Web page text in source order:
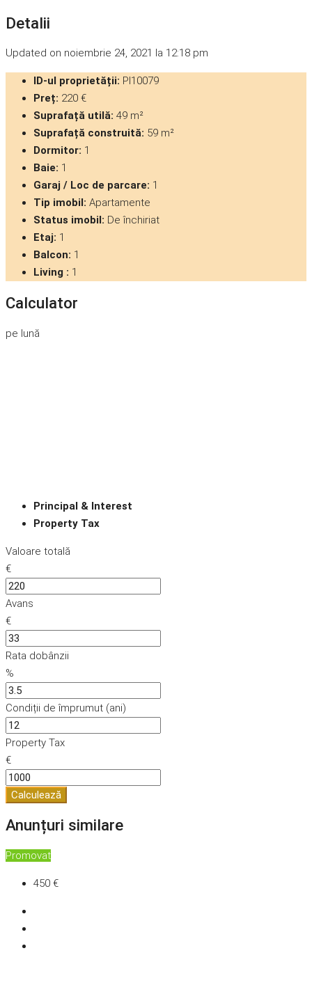
Detalii
Updated on noiembrie 24, 2021 la 12:18 pm
ID-ul proprietății: PI10079
Preț: 220 €
Suprafață utilă: 49 m²
Suprafață construită: 59 m²
Dormitor: 1
Baie: 1
Garaj / Loc de parcare: 1
Tip imobil: Apartamente
Status imobil: De închiriat
Etaj: 1
Balcon: 1
Living : 1
Calculator
pe lună
Principal & Interest
Property Tax
Valoare totală
€
Avans
€
Rata dobânzii
%
Condiții de împrumut (ani)
Property Tax
€
Calculează
Anunțuri similare
Promovat
450 €